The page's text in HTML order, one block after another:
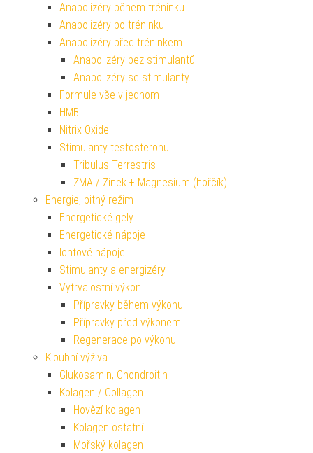
Anabolizéry během tréninku
Anabolizéry po tréninku
Anabolizéry před tréninkem
Anabolizéry bez stimulantů
Anabolizéry se stimulanty
Formule vše v jednom
HMB
Nitrix Oxide
Stimulanty testosteronu
Tribulus Terrestris
ZMA / Zinek + Magnesium (hořčík)
Energie, pitný režim
Energetické gely
Energetické nápoje
Iontové nápoje
Stimulanty a energizéry
Vytrvalostní výkon
Přípravky během výkonu
Přípravky před výkonem
Regenerace po výkonu
Kloubní výživa
Glukosamin, Chondroitin
Kolagen / Collagen
Hovězí kolagen
Kolagen ostatní
Mořský kolagen